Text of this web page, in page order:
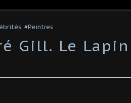
#Peintres
Gill. Le Lapin